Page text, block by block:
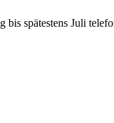
spätestens Juli